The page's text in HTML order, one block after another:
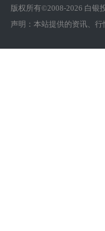
版权所有©2008-2026 白银
声明：本站提供的资讯、